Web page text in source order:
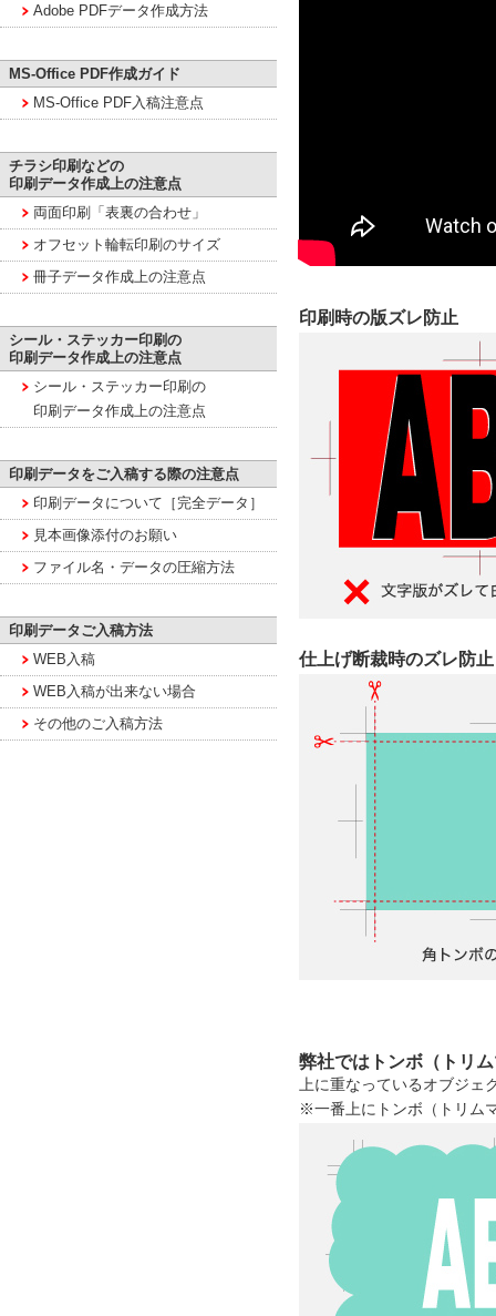
Adobe PDFデータ作成方法
MS-Office PDF作成ガイド
MS-Office PDF入稿注意点
チラシ印刷などの
印刷データ作成上の注意点
両面印刷「表裏の合わせ」
オフセット輪転印刷のサイズ
冊子データ作成上の注意点
シール・ステッカー印刷の
印刷データ作成上の注意点
シール・ステッカー印刷の
印刷データ作成上の注意点
印刷データをご入稿する際の注意点
印刷データについて［完全データ］
見本画像添付のお願い
ファイル名・データの圧縮方法
印刷データご入稿方法
WEB入稿
WEB入稿が出来ない場合
その他のご入稿方法
印刷時の版ズレ防止
仕上げ断裁時のズレ防止
弊社ではトンボ（トリ
上に重なっているオブジ
※一番上にトンボ（トリム